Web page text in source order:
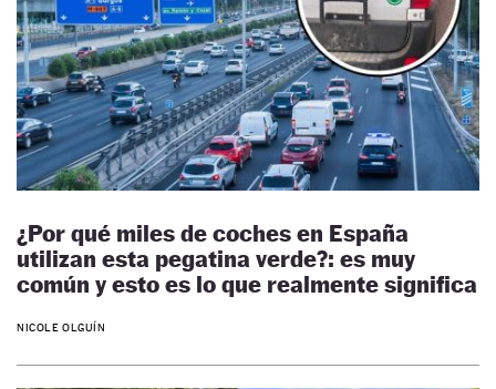
¿Por qué miles de coches en España
utilizan esta pegatina verde?: es muy
común y esto es lo que realmente significa
NICOLE OLGUÍN